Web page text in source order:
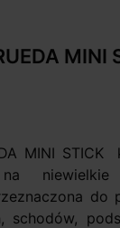
MINI
MINI
niewielkie
do
schodów,